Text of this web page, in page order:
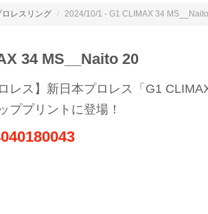
ロレスリング 2024/10/1 - G1 CLIMAX 34
34 MS__Naito 20
レス】新日本プロレス「G1
ププリントに登場！